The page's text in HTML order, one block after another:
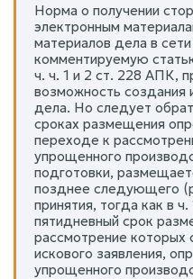
Норма о получении
электронным
материалов дела в
комментируемую
ч. ч. 1 и 2 ст. 228 АПК,
возможность создания
дела. Но следует
сроках размещения
переходе к
упрощенного
подготовки,
позднее следующего
принятия, тогда как в
пятидневный срок
рассмотрение которых
искового заявления,
упрощенного